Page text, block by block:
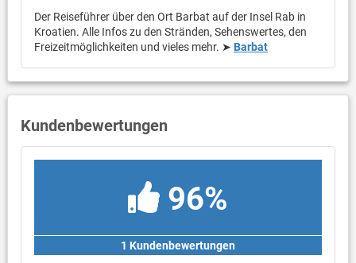
Der Reiseführer über den Ort Barbat auf der Insel Rab in
Kroatien. Alle Infos zu den Stränden, Sehenswertes, den
Freizeitmöglichkeiten und vieles mehr. ➤ Barbat
Kundenbewertungen
96%
1 Kundenbewertungen